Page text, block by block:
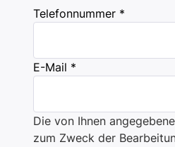
Telefonnummer *
E-Mail *
Die von Ihnen
zum Zweck der